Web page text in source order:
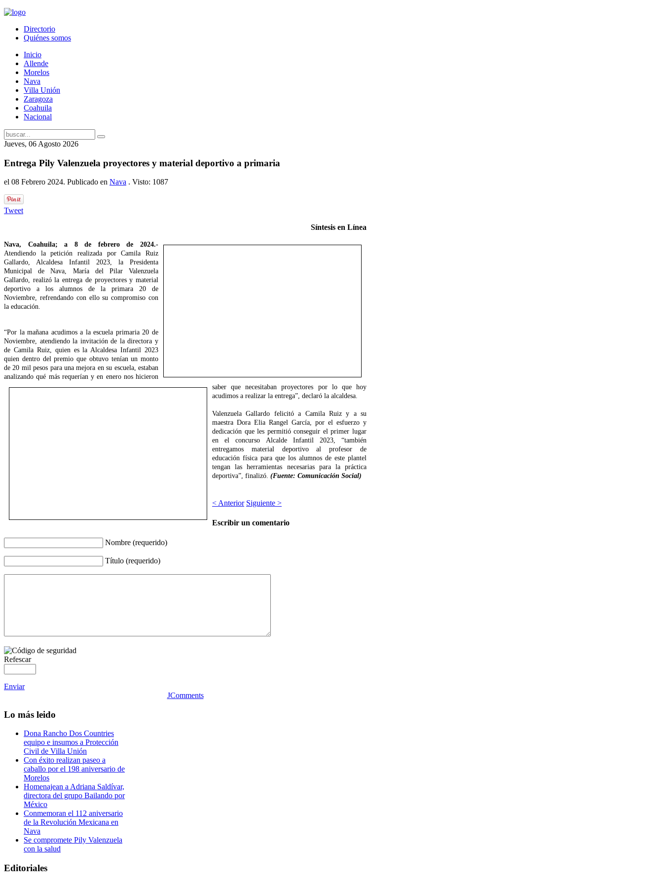
Directorio
Quiénes somos
Inicio
Allende
Morelos
Nava
Villa Unión
Zaragoza
Coahuila
Nacional
Jueves, 06 Agosto 2026
Entrega Pily Valenzuela proyectores y material deportivo a primaria
el 08 Febrero 2024. Publicado en Nava . Visto: 1087
Tweet
Síntesis en Línea
Nava, Coahuila; a 8 de febrero de 2024.-
Atendiendo la petición realizada por Camila Ruiz
Gallardo, Alcaldesa Infantil 2023, la Presidenta
Municipal de Nava, María del Pilar Valenzuela
Gallardo, realizó la entrega de proyectores y material
deportivo a los alumnos de la primara 20 de
Noviembre, refrendando con ello su compromiso con
la educación.
“Por la mañana acudimos a la escuela primaria 20 de
Noviembre, atendiendo la invitación de la directora y
de Camila Ruiz, quien es la Alcaldesa Infantil 2023
quien dentro del premio que obtuvo tenían un monto
de 20 mil pesos para una mejora en su escuela, estaban
analizando qué más requerían y en enero nos hicieron
saber que necesitaban proyectores por lo que hoy
acudimos a realizar la entrega”, declaró la alcaldesa.
Valenzuela Gallardo felicitó a Camila Ruiz y a su
maestra Dora Elia Rangel García, por el esfuerzo y
dedicación que les permitió conseguir el primer lugar
en el concurso Alcalde Infantil 2023, “también
entregamos material deportivo al profesor de
educación física para que los alumnos de este plantel
tengan las herramientas necesarias para la práctica
deportiva”, finalizó. (Fuente: Comunicación Social)
< Anterior Siguiente >
Escribir un comentario
Nombre (requerido)
Título (requerido)
Refescar
Enviar
JComments
Lo más leido
Dona Rancho Dos Countries
equipo e insumos a Protección
Civil de Villa Unión
Con éxito realizan paseo a
caballo por el 198 aniversario de
Morelos
Homenajean a Adriana Saldívar,
directora del grupo Bailando por
México
Conmemoran el 112 aniversario
de la Revolución Mexicana en
Nava
Se compromete Pily Valenzuela
con la salud
Editoriales